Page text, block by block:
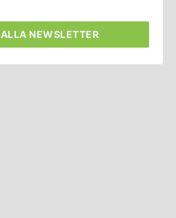
ALLA NEWSLETTER